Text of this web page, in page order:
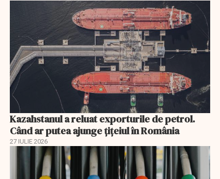
Kazahstanul a reluat exporturile de petrol.
Când ar putea ajunge țițeiul în România
27 IULIE 2026